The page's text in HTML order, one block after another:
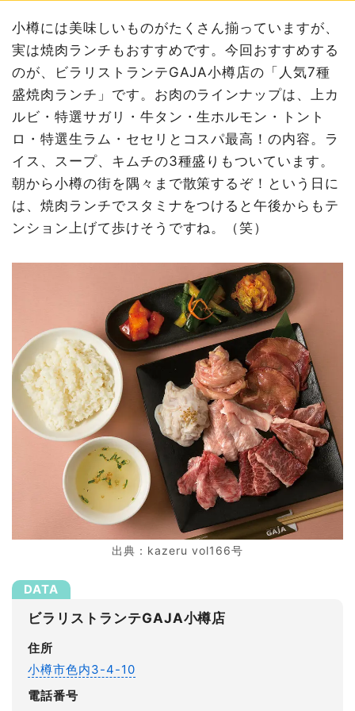
小樽には美味しいものがたくさん揃っていますが、
実は焼肉ランチもおすすめです。今回おすすめする
のが、ビラリストランテGAJA小樽店の「人気7種
盛焼肉ランチ」です。お肉のラインナップは、上カ
ルビ・特選サガリ・牛タン・生ホルモン・トント
ロ・特選生ラム・セセリとコスパ最高！の内容。ラ
イス、スープ、キムチの3種盛りもついています。
朝から小樽の街を隅々まで散策するぞ！という日に
は、焼肉ランチでスタミナをつけると午後からもテ
ンション上げて歩けそうですね。（笑）
出典：kazeru vol166号
ビラリストランテGAJA小樽店
住所
小樽市色内3-4-10
電話番号